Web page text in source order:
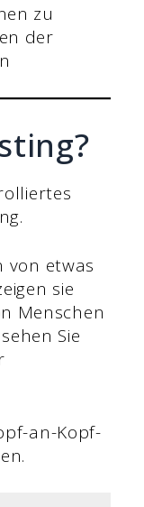
zu
der
von etwas
sie
Menschen
Sie
an-Kopf-